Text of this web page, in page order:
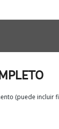
(puede incluir